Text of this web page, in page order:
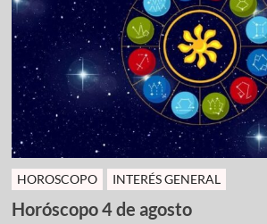
HOROSCOPO INTERÉS GENERAL
Horóscopo 4 de agosto